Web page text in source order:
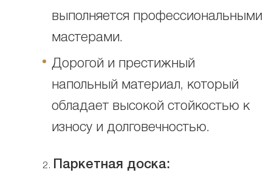
выполняется профессиональными
мастерами.
Дорогой и престижный
напольный материал, который
обладает высокой стойкостью к
износу и долговечностью.
Паркетная доска: